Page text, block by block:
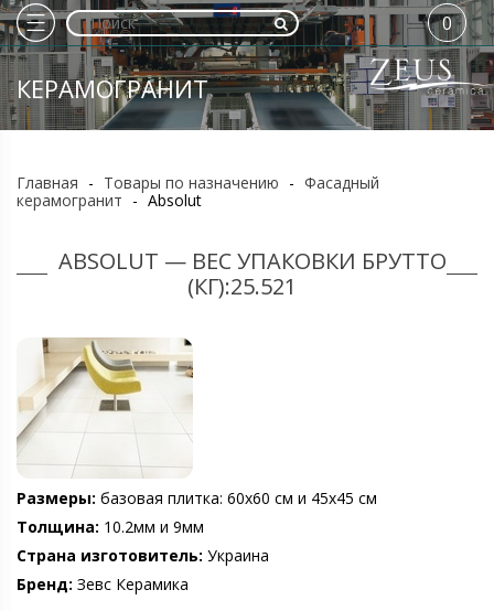
КЕРАМОГРАНИТ
0
Главная - Товары по назначению - Фасадный
керамогранит - Absolut
ABSOLUT — ВЕС УПАКОВКИ БРУТТО
(КГ):25.521
Размеры: базовая плитка: 60х60 см и 45х45 см
Толщина: 10.2мм и 9мм
Страна изготовитель: Украина
Бренд: Зевс Керамика